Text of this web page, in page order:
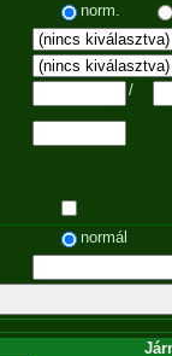
norm.
/
normál